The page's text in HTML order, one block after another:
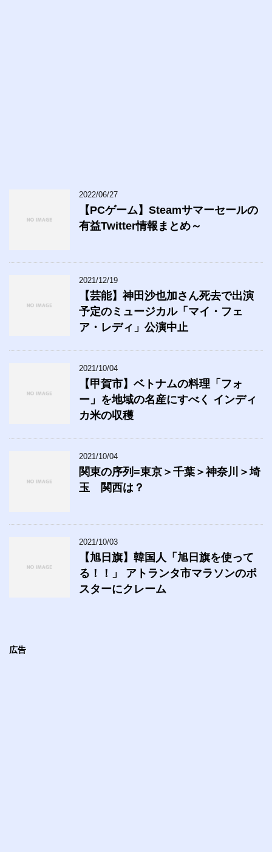
2022/06/27
【PCゲーム】Steamサマーセールの
有益Twitter情報まとめ～
2021/12/19
【芸能】神田沙也加さん死去で出演
予定のミュージカル「マイ・フェ
ア・レディ」公演中止
2021/10/04
【甲賀市】ベトナムの料理「フォ
ー」を地域の名産にすべく インディ
カ米の収穫
2021/10/04
関東の序列=東京＞千葉＞神奈川＞埼
玉 関西は？
2021/10/03
【旭日旗】韓国人「旭日旗を使って
る！！」 アトランタ市マラソンのポ
スターにクレーム
広告